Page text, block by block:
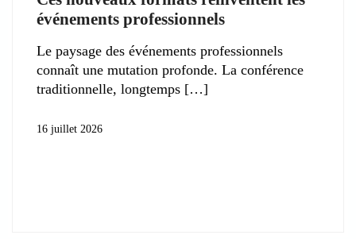
événements professionnels
Le paysage des événements professionnels
connaît une mutation profonde. La conférence
traditionnelle, longtemps
16 juillet 2026